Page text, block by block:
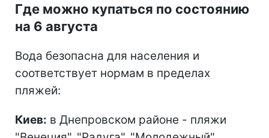
Где можно купаться по состоянию
на 6 августа
Вода безопасна для населения и
соответствует нормам в пределах
пляжей:
Киев: в Днепровском районе - пляжи